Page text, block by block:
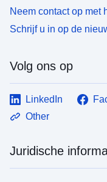
Neem contact op met
Schrijf u in op de
Volg ons op
LinkedIn
Other
Juridische